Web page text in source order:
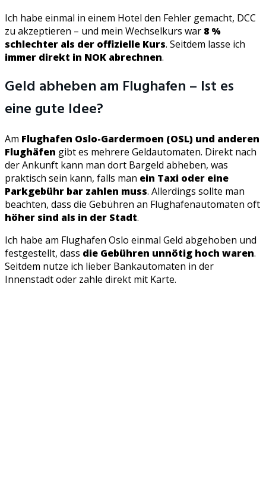
Ich habe einmal in einem Hotel den Fehler gemacht, DCC
zu akzeptieren – und mein Wechselkurs war 8 %
schlechter als der offizielle Kurs. Seitdem lasse ich
immer direkt in NOK abrechnen.
Geld abheben am Flughafen – Ist es
eine gute Idee?
Am Flughafen Oslo-Gardermoen (OSL) und anderen
Flughäfen gibt es mehrere Geldautomaten. Direkt nach
der Ankunft kann man dort Bargeld abheben, was
praktisch sein kann, falls man ein Taxi oder eine
Parkgebühr bar zahlen muss. Allerdings sollte man
beachten, dass die Gebühren an Flughafenautomaten oft
höher sind als in der Stadt.
Ich habe am Flughafen Oslo einmal Geld abgehoben und
festgestellt, dass die Gebühren unnötig hoch waren.
Seitdem nutze ich lieber Bankautomaten in der
Innenstadt oder zahle direkt mit Karte.